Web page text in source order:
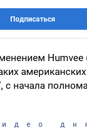
Подписаться
с начала